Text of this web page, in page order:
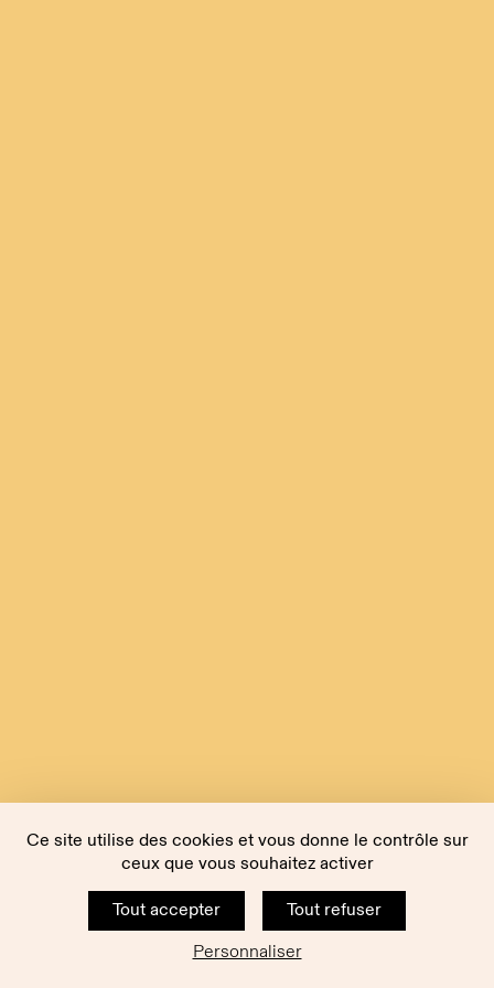
Ce site utilise des cookies et vous donne le contrôle sur
ceux que vous souhaitez activer
Tout accepter
Tout refuser
Personnaliser